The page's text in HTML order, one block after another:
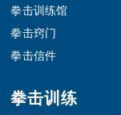
拳击训练馆
拳击窍门
拳击信件
拳击训练